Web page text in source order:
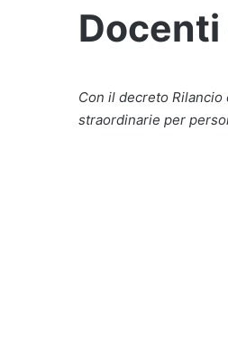
Docenti
Con il decreto Rilancio
straordinarie per